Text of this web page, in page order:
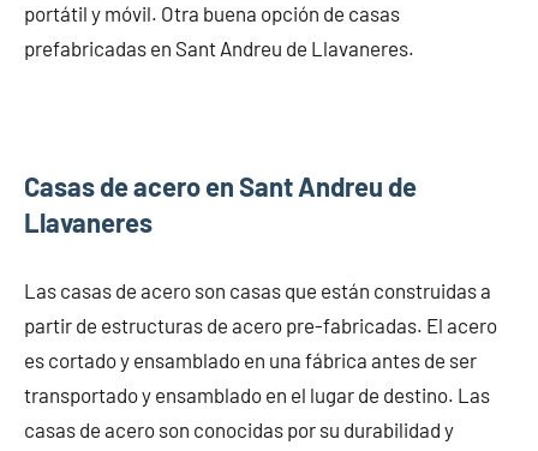
portátil y móvil. Otra buena opción de casas
prefabricadas en Sant Andreu de Llavaneres.
Casas de acero en Sant Andreu de
Llavaneres
Las casas de acero son casas que están construidas a
partir de estructuras de acero pre-fabricadas. El acero
es cortado y ensamblado en una fábrica antes de ser
transportado y ensamblado en el lugar de destino. Las
casas de acero son conocidas por su durabilidad y